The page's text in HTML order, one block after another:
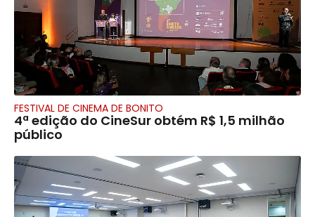
FESTIVAL DE CINEMA DE BONITO
4ª edição do CineSur obtém R$ 1,5 milhão
público